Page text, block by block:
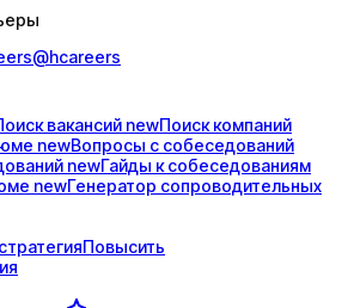
@hcareers
вакансий newПоисккомпаний
newВопросы с собеседований
newГайды ксобеседованиям
newГенератор сопроводительных
Повысить